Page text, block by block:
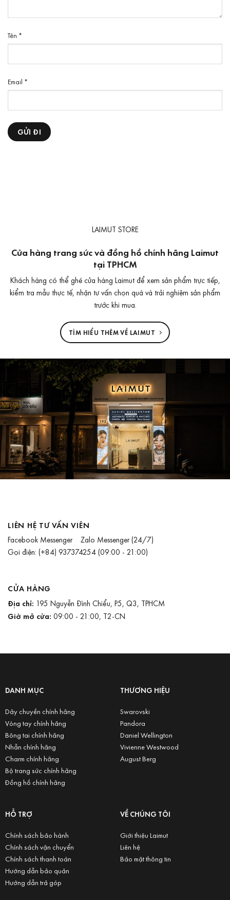
Tên *
Email *
LAIMUT STORE
Cửa hàng trang sức và đồng hồ chính hãng Laimut
tại TPHCM
Khách hàng có thể ghé cửa hàng Laimut để xem sản phẩm trực tiếp,
kiểm tra mẫu thực tế, nhận tư vấn chọn quà và trải nghiệm sản phẩm
trước khi mua.
TÌM HIỂU THÊM VỀ LAIMUT
LIÊN HỆ TƯ VẤN VIÊN
Facebook Messenger Zalo Messenger(24/7)
Gọi điện: (+84) 937374254(09:00 - 21:00)
CỬA HÀNG
Địa chỉ: 195 Nguyễn Đình Chiểu, P5, Q3, TPHCM
Giờ mở cửa: 09:00 - 21:00, T2-CN
DANH MỤC
Dây chuyền chính hãng
Vòng tay chính hãng
Bông tai chính hãng
Nhẫn chính hãng
Charm chính hãng
Bộ trang sức chính hãng
Đồng hồ chính hãng
THƯƠNG HIỆU
Swarovski
Pandora
Daniel Wellington
Vivienne Westwood
August Berg
HỖ TRỢ
Chính sách bảo hành
Chính sách vận chuyển
Chính sách thanh toán
Hướng dẫn bảo quản
Hướng dẫn trả góp
VỀ CHÚNG TÔI
Giới thiệu Laimut
Liên hệ
Bảo mật thông tin